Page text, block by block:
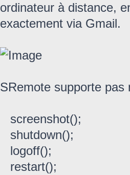
ordinateur à distance,
exactement via Gmail.
SRemote supporte
screenshot();
shutdown();
logoff();
restart();